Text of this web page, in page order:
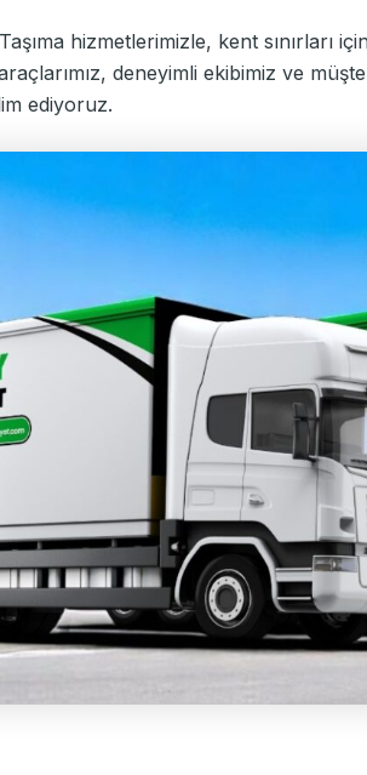
hizmetlerimizle, kent
deneyimli ekibimiz ve
ediyoruz.